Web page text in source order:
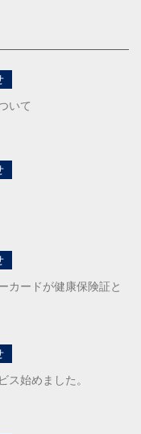
いて
カードが健康保険証と
ス始めました。